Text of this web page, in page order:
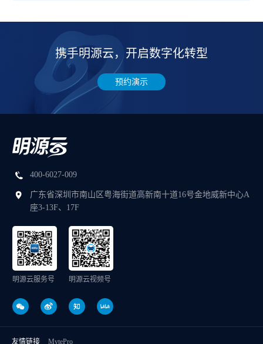
携手明源云，开启数字化转型
预约演示
400-6027-009
广东省深圳市南山区粤海街道高新南十道16号金地威新中心A
座3-13F、17F
明源云服务号 明源云视频号
友情链接 MytePro